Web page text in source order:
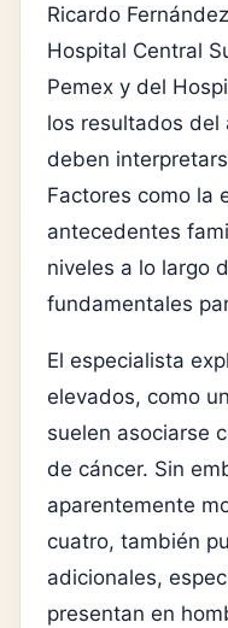
Ricardo
Hospital Central
Pemex y del
los resultados del
deben
Factores como la
antecedentes
niveles a lo largo
fundamentales
El especialista
elevados, como
suelen asociarse
de cáncer. Sin
aparentemente
cuatro, también
adicionales,
presentan en